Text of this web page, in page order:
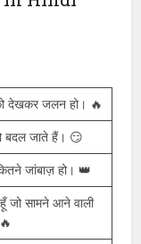
करता है। 😈
In Hindi
देखकर जलन हो। 🔥